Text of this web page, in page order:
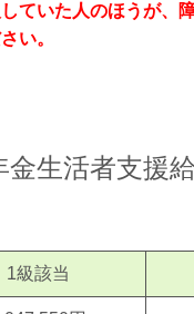
ていた人のほうが、
い。
生活者支援
1級該当